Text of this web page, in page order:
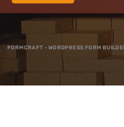
FORMCRAFT - WORDPRESS FORM